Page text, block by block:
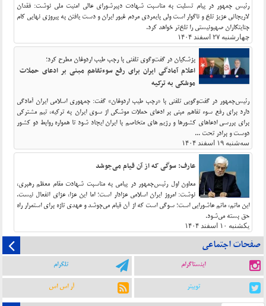
رئیس جمهور در پیام تسلیت به مناسبت شهادت دبیرشورای عالی امنیت ملی نوشت: فقدان
لاریجانی عزیز تلخ و ناگوار است ولی پایمردی مردم غیور ایران و دست یافتن به پیروزی نهایی کام
جنایتکاران صهیونیستی را تلخ‌تر خواهد کرد.
چهارشنبه ۲۷ اسفند ۱۴۰۴
پزشکیان در گفت‌وگوی تلفنی با رجب طیب اردوغان مطرح کرد؛
اعلام آمادگی ایران برای رفع سوءتفاهم مبنی بر ادعای حملات
موشکی به ترکیه
رئیس‌جمهور در گفت‌وگویی تلفنی با «رجب طیب اردوغان» گفت: جمهوری اسلامی ایران آمادگی
دارد برای رفع سوء تفاهم مبنی بر ادعای حملات موشکی از سوی ایران به ترکیه، تیم مشترکی
برای بررسی ادعاهای کشورها و رژیم های متخاصم با ایران ایجاد شود تا همواره روابط دو کشور
دوست و برادر تحت ...
سه‌شنبه ۱۹ اسفند ۱۴۰۴
عارف: سوگی که از آن قیام می‌جوشد
معاون اول رئیس‌جمهور در پیامی به مناسبت شهادت مقام معظم رهبری،
نوشت: امروز ایران اسلامی عزادار است؛ اما این عزا، عزای انفعال نیست.
این ماتم، ماتم عاشورایی است؛ سوگی است که از آن قیام می‌جوشد و عهدی تازه برای استمرار راه
حق بسته می‌شود.
یکشنبه ۱۰ اسفند ۱۴۰۴
صفحات اجتماعی
اینستاگرام تلگرام
توییتر آر اس اس